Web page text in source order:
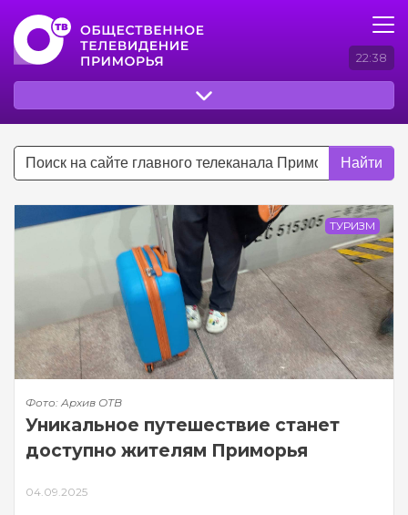
22:38
Найти
ТУРИЗМ
Фото: Архив ОТВ
Уникальное путешествие станет
доступно жителям Приморья
04.09.2025